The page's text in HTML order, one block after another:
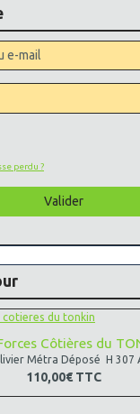
perdu ?
Valider
Côtières du
Métra Déposé H 307
110,00€ TTC